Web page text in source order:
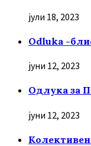
јули 18, 2023
Odluka -
јуни 12, 2023
Oдлука за
јуни 12, 2023